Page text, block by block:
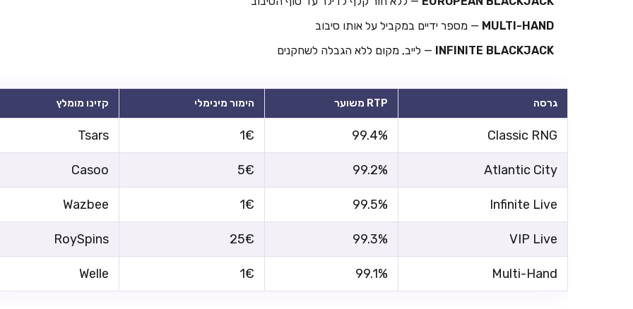
MULTI-HAND — מספר ידיים במקביל על אותו סיבוב
INFINITE BLACKJACK — לייב, מקום ללא הגבלה לשחקנים
גרסה RTP משוער הימור מינימלי קזינו מומלץ
Classic RNG
99.4%
1€
Tsars
Atlantic City
99.2%
5€
Casoo
Infinite Live
99.5%
1€
Wazbee
VIP Live
99.3%
25€
RoySpins
Multi-Hand
99.1%
1€
Welle